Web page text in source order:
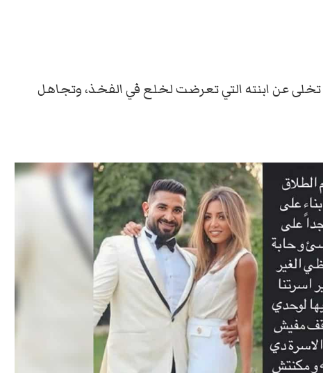
تخلى عن ابنته التي تعرضت لخلع في الفخذ، وتجاهل